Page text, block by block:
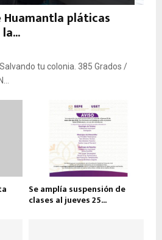
Huamantla pláticas
tu colonia. 385 Grados /
Se amplía suspensión de
clases al jueves 25...